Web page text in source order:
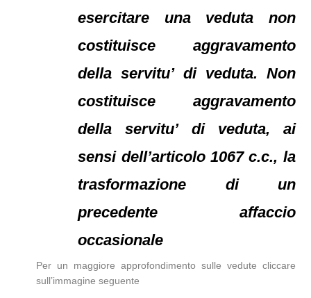
esercitare una veduta non
costituisce aggravamento
della servitu’ di veduta. Non
costituisce aggravamento
della servitu’ di veduta, ai
sensi dell’articolo 1067 c.c., la
trasformazione di un
precedente affaccio
occasionale
Per un maggiore approfondimento sulle vedute cliccare
sull’immagine seguente